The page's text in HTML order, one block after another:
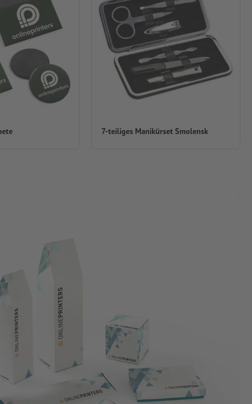
7-teiliges Manikürset Smolensk